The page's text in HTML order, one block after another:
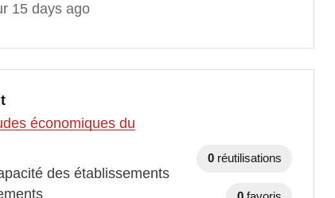
15 days ago
économiques du
des établissements
0 réutilisations